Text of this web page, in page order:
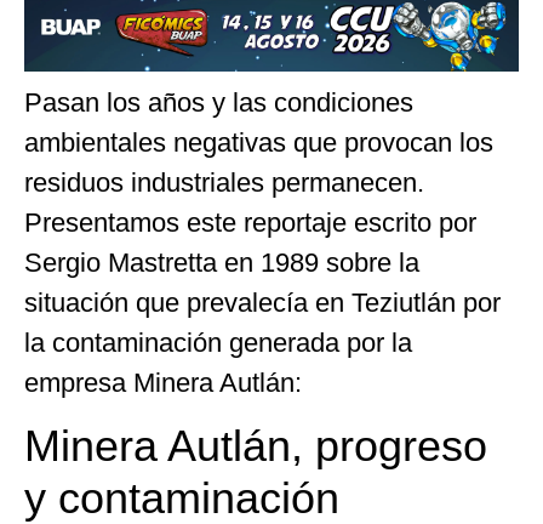
Pasan los años y las condiciones
ambientales negativas que provocan los
residuos industriales permanecen.
Presentamos este reportaje escrito por
Sergio Mastretta en 1989 sobre la
situación que prevalecía en Teziutlán por
la contaminación generada por la
empresa Minera Autlán:
Minera Autlán, progreso
y contaminación